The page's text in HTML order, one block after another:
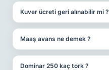
Kuver ücreti geri alınabilir mi ?
Maaş avans ne demek ?
Dominar 250 kaç tork ?